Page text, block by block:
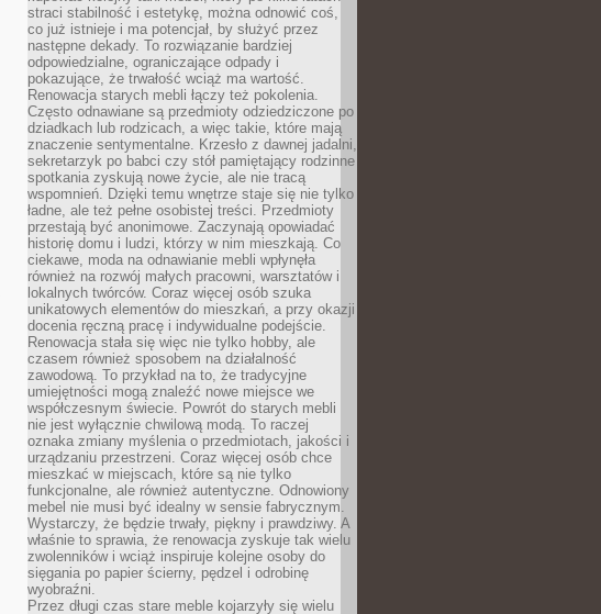
straci stabilność i estetykę, można odnowić coś,
co już istnieje i ma potencjał, by służyć przez
następne dekady. To rozwiązanie bardziej
odpowiedzialne, ograniczające odpady i
pokazujące, że trwałość wciąż ma wartość.
Renowacja starych mebli łączy też pokolenia.
Często odnawiane są przedmioty odziedziczone po
dziadkach lub rodzicach, a więc takie, które mają
znaczenie sentymentalne. Krzesło z dawnej jadalni,
sekretarzyk po babci czy stół pamiętający rodzinne
spotkania zyskują nowe życie, ale nie tracą
wspomnień. Dzięki temu wnętrze staje się nie tylko
ładne, ale też pełne osobistej treści. Przedmioty
przestają być anonimowe. Zaczynają opowiadać
historię domu i ludzi, którzy w nim mieszkają. Co
ciekawe, moda na odnawianie mebli wpłynęła
również na rozwój małych pracowni, warsztatów i
lokalnych twórców. Coraz więcej osób szuka
unikatowych elementów do mieszkań, a przy okazji
docenia ręczną pracę i indywidualne podejście.
Renowacja stała się więc nie tylko hobby, ale
czasem również sposobem na działalność
zawodową. To przykład na to, że tradycyjne
umiejętności mogą znaleźć nowe miejsce we
współczesnym świecie. Powrót do starych mebli
nie jest wyłącznie chwilową modą. To raczej
oznaka zmiany myślenia o przedmiotach, jakości i
urządzaniu przestrzeni. Coraz więcej osób chce
mieszkać w miejscach, które są nie tylko
funkcjonalne, ale również autentyczne. Odnowiony
mebel nie musi być idealny w sensie fabrycznym.
Wystarczy, że będzie trwały, piękny i prawdziwy. A
właśnie to sprawia, że renowacja zyskuje tak wielu
zwolenników i wciąż inspiruje kolejne osoby do
sięgania po papier ścierny, pędzel i odrobinę
wyobraźni.
Przez długi czas stare meble kojarzyły się wielu